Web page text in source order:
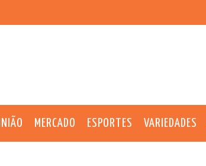
MERCADO ESPORTES VARIEDADES